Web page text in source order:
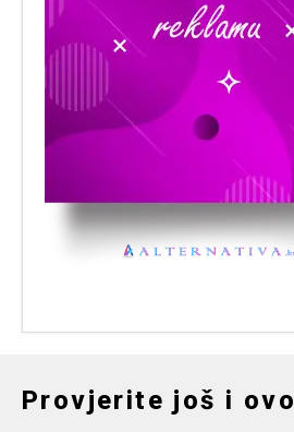
Provjerite još i ovo